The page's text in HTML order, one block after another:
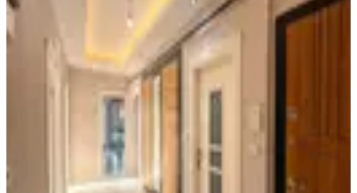
Yeşilyurt, Yakınca Mahallesi
185 m² ·6. Kat·
24.000 ₺
IŞIKLAR GAYRİMENKUL Enes Işık